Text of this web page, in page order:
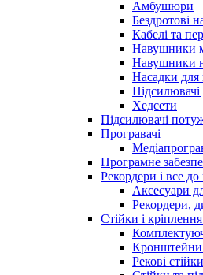
Амбушюри
Бездротові
Кабелі та
Навушники
Навушники
Насадки для
Хедсети
Підсилювачі
Програвачі
Програмне
Рекордери і все
Аксесуари
Рекордери,
Стійки і
Кронштейни
Рекові